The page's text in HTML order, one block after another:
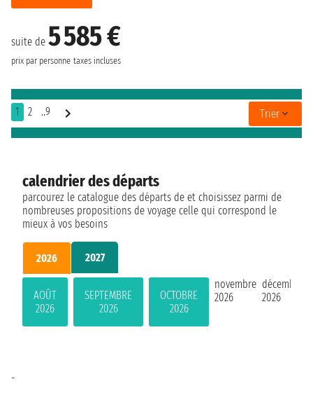
suite de 5 585 €
prix par personne taxes incluses
1 2 ..9 Trier
calendrier des départs
parcourez le catalogue des départs de et choisissez parmi de
nombreuses propositions de voyage celle qui correspond le
mieux à vos besoins
2026 2027
AOÛT
2026
SEPTEMBRE
2026
OCTOBRE
2026
novembre
2026
décembre
2026
-